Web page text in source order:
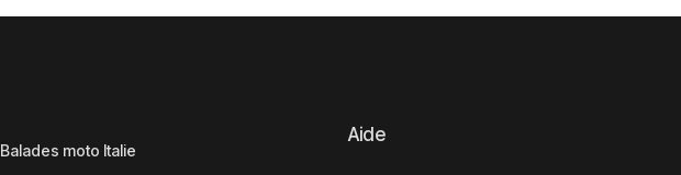
Balades moto Italie
Aide